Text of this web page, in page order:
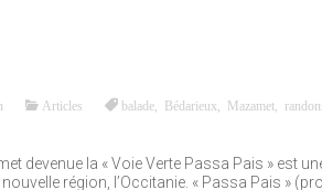
Articles balade Bédarieux Mazamet
devenue la « Voie Verte Passa Pais » est
région, l’Occitanie. « Passa Pais »